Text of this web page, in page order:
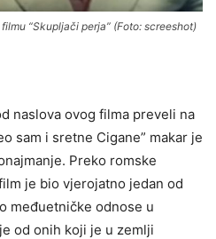
“Skupljači perja” (Foto: screeshot)
naslova ovog filma preveli na
sam i sretne Cigane” makar je
Preko romske
je bio vjerojatno jedan od
međuetničke odnose u
od onih koji je u zemlji